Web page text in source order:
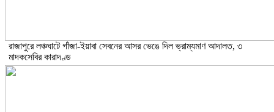
রাজাপুরে লঞ্চঘাটে গাঁজা-ইয়াবা সেবনের আসর ভেঙে দিল ভ্রাম্যমাণ আদালত, ৩
মাদকসেবির কারাদণ্ড